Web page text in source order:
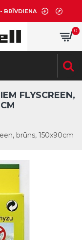
BRĪVDIENA
0
brūns, 150x90cm
FLYSCREEN,